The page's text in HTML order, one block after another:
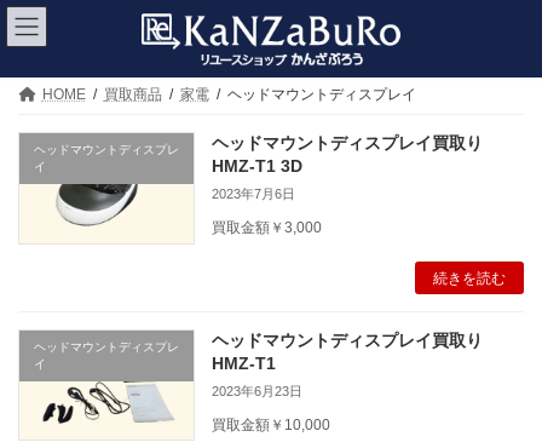
コ
ン
テ
ン
ナ
ビ
ゲ
ー
HOME 買取商品 家電 ヘッドマウントディスプレイ
ヘッドマウントディスプレ
イ
ヘッドマウントディスプレイ買取り
HMZ-T1 3D
2023年7月6日
買取金額￥3,000
続きを読む
ヘッドマウントディスプレ
イ
ヘッドマウントディスプレイ買取り
HMZ-T1
2023年6月23日
買取金額￥10,000